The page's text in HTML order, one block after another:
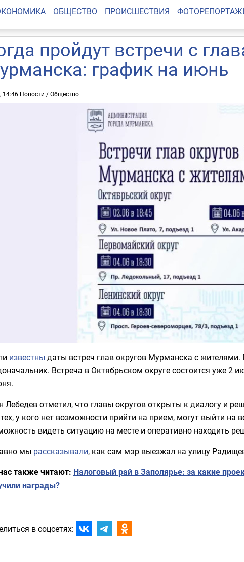
ОБЩЕСТВО ПРОИСШЕСТВИЯ
пройдут встречи с
график на июнь
14:46 Новости /Общество
известны даты встреч глав округов Мурманска с жителями.
Встреча в Октябрьском округе состоится уже
Лебедев отметил, что главы округов открыты к диалогу и
у кого нет возможности прийти на прием, могут выйти на
видеть ситуацию на месте и оперативно находить
мы рассказывали, как сам мэр выезжал на улицу
также читают: Налоговый рай в Заполярье: за какие
награды?
в соцсетях: